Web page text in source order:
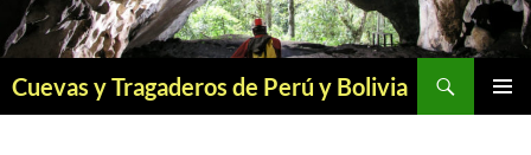
Saltar
al
Cuevas y Tragaderos de Perú y Bolivia